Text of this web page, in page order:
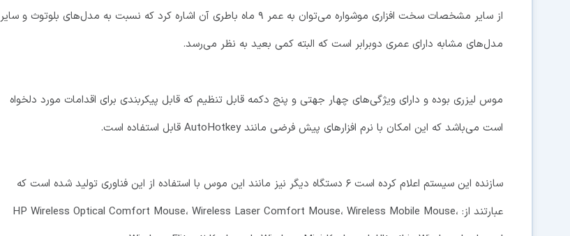
از سایر مشخصات سخت افزاری موشواره می‌توان به عمر ۹ ماه باطری آن اشاره کرد که نسبت به مدل‌های بلوتوث و سایر
مدل‌های مشابه دارای عمری دوبرابر است که البته کمی بعید به نظر می‌رسد.
موس لیزری بوده و دارای ویژگی‌های چهار جهتی و پنج دکمه قابل تنظیم که قابل پیکربندی برای اقدامات مورد دلخواه
است می‌باشد که این امکان با نرم افزارهای پیش فرضی مانند AutoHotkey قابل استفاده است.
سازنده این سیستم اعلام کرده است ۶ دستگاه دیگر نیز مانند این موس با استفاده از این فناوری تولید شده است که
عبارتند از: HP Wireless Optical Comfort Mouse، Wireless Laser Comfort Mouse، Wireless Mobile Mouse،